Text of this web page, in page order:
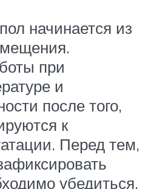
начинается из
при
и
после того,
к
Перед тем,
убедиться,